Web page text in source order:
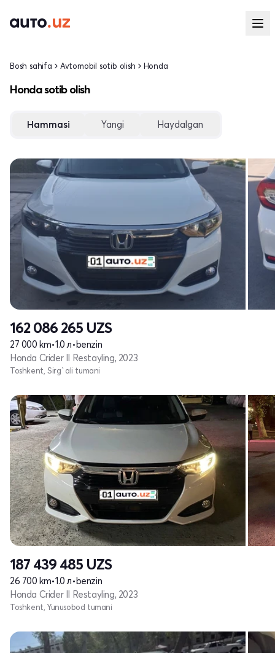
Bosh sahifa Avtomobil sotib olish Honda
Honda sotib olish
Hammasi Yangi Haydalgan
162 086 265 UZS
27 000 km•1.0 л•benzin
Honda Crider II Restayling, 2023
Toshkent, Sirg`ali tumani
187 439 485 UZS
26 700 km•1.0 л•benzin
Honda Crider II Restayling, 2023
Toshkent, Yunusobod tumani